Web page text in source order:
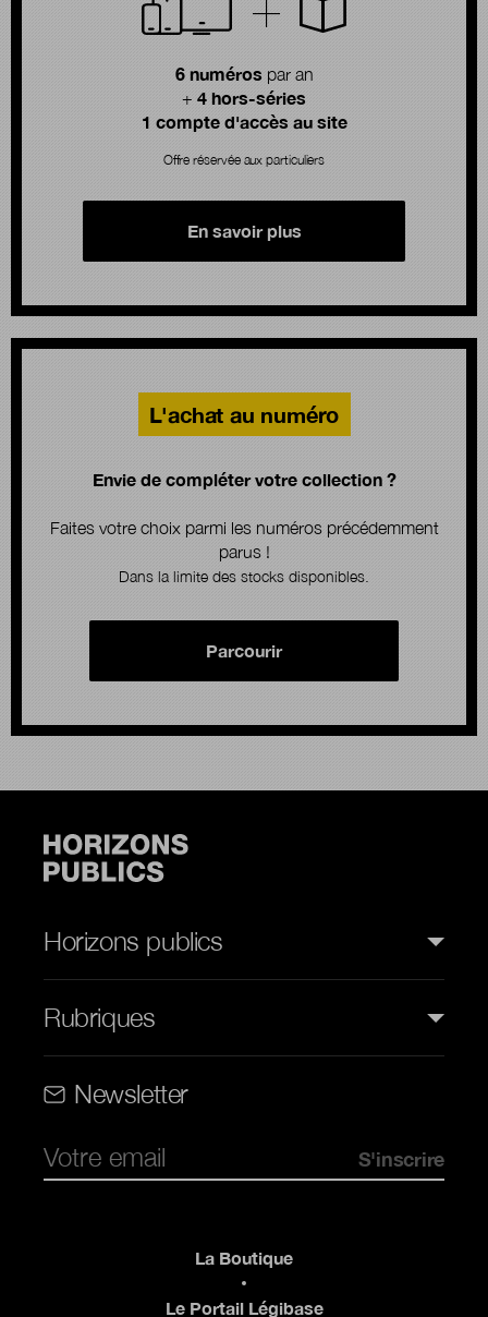
6 numérospar an
+ 4 hors-séries
1 compte d'accès au site
Offre réservée aux particuliers
En savoir plus
L'achat au numéro
Envie de compléter votre collection ?
Faites votre choix parmi les numéros précédemment
parus !
Dans la limite des stocks disponibles.
Parcourir
Horizons publics
Rubriques
Newsletter
La Boutique
Le Portail Légibase